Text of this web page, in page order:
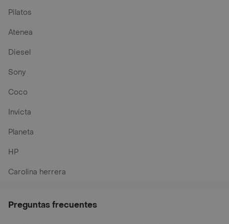
Pilatos
Atenea
Diesel
Sony
Coco
Invicta
Planeta
HP
Carolina herrera
Preguntas frecuentes